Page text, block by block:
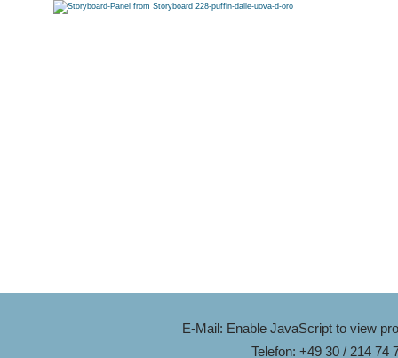
E-Mail: Enable JavaScript to view
Telefon: +49 30 / 214 74